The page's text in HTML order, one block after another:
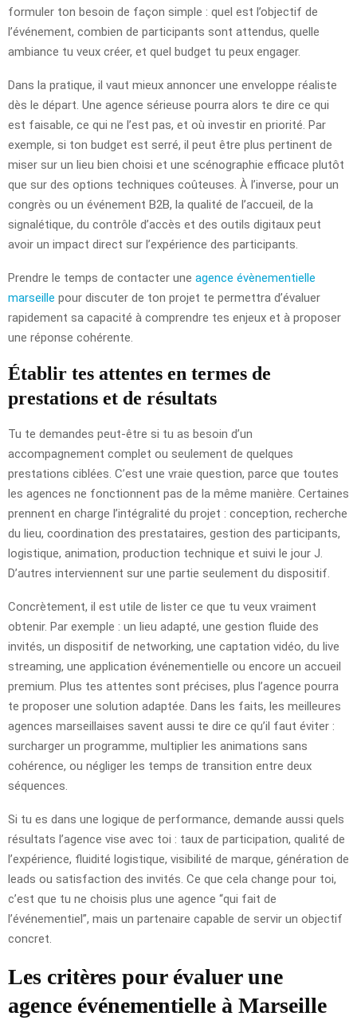
formuler ton besoin de façon simple : quel est l’objectif de
l’événement, combien de participants sont attendus, quelle
ambiance tu veux créer, et quel budget tu peux engager.
Dans la pratique, il vaut mieux annoncer une enveloppe réaliste
dès le départ. Une agence sérieuse pourra alors te dire ce qui
est faisable, ce qui ne l’est pas, et où investir en priorité. Par
exemple, si ton budget est serré, il peut être plus pertinent de
miser sur un lieu bien choisi et une scénographie efficace plutôt
que sur des options techniques coûteuses. À l’inverse, pour un
congrès ou un événement B2B, la qualité de l’accueil, de la
signalétique, du contrôle d’accès et des outils digitaux peut
avoir un impact direct sur l’expérience des participants.
Prendre le temps de contacter une agence évènementielle
marseille pour discuter de ton projet te permettra d’évaluer
rapidement sa capacité à comprendre tes enjeux et à proposer
une réponse cohérente.
Établir tes attentes en termes de
prestations et de résultats
Tu te demandes peut-être si tu as besoin d’un
accompagnement complet ou seulement de quelques
prestations ciblées. C’est une vraie question, parce que toutes
les agences ne fonctionnent pas de la même manière. Certaines
prennent en charge l’intégralité du projet : conception, recherche
du lieu, coordination des prestataires, gestion des participants,
logistique, animation, production technique et suivi le jour J.
D’autres interviennent sur une partie seulement du dispositif.
Concrètement, il est utile de lister ce que tu veux vraiment
obtenir. Par exemple : un lieu adapté, une gestion fluide des
invités, un dispositif de networking, une captation vidéo, du live
streaming, une application événementielle ou encore un accueil
premium. Plus tes attentes sont précises, plus l’agence pourra
te proposer une solution adaptée. Dans les faits, les meilleures
agences marseillaises savent aussi te dire ce qu’il faut éviter :
surcharger un programme, multiplier les animations sans
cohérence, ou négliger les temps de transition entre deux
séquences.
Si tu es dans une logique de performance, demande aussi quels
résultats l’agence vise avec toi : taux de participation, qualité de
l’expérience, fluidité logistique, visibilité de marque, génération de
leads ou satisfaction des invités. Ce que cela change pour toi,
c’est que tu ne choisis plus une agence “qui fait de
l’événementiel”, mais un partenaire capable de servir un objectif
concret.
Les critères pour évaluer une
agence événementielle à Marseille